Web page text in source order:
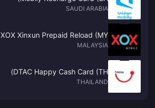
SAUDI ARABIA
XOX Xinxun Prepaid Reload (MY)
MALAYSIA
DTAC Happy Cash Card (TH)
THAILAND